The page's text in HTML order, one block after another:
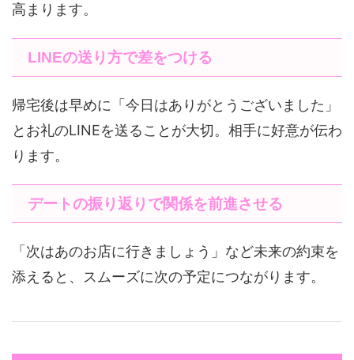
高まります。
LINEの送り方で差をつける
帰宅後は早めに「今日はありがとうございました」
とお礼のLINEを送ることが大切。相手に好意が伝わ
ります。
デートの振り返りで関係を前進させる
「次はあのお店に行きましょう」など未来の約束を
添えると、スムーズに次の予定につながります。